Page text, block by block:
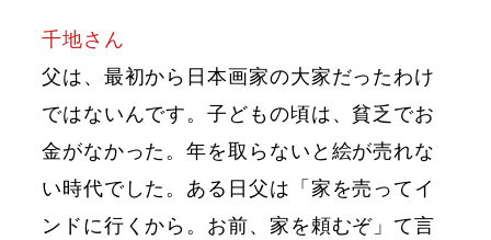
千地さん
父は、最初から日本画家の大家だったわけ
ではないんです。子どもの頃は、貧乏でお
金がなかった。年を取らないと絵が売れな
い時代でした。ある日父は「家を売ってイ
ンドに行くから。お前、家を頼むぞ」て言